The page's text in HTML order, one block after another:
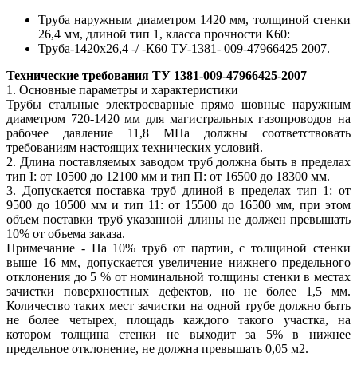
Труба наружным диаметром 1420 мм, толщиной стенки
26,4 мм, длиной тип 1, класса прочности К60:
Труба-1420х26,4 -/ -К60 ТУ-1381- 009-47966425 2007.
Технические требования ТУ 1381-009-47966425-2007
1. Основные параметры и характеристики
Трубы стальные электросварные прямо шовные наружным
диаметром 720-1420 мм для магистральных газопроводов на
рабочее давление 11,8 МПа должны соответствовать
требованиям настоящих технических условий.
2. Длина поставляемых заводом труб должна быть в пределах
тип I: от 10500 до 12100 мм и тип П: от 16500 до 18300 мм.
3. Допускается поставка труб длиной в пределах тип 1: от
9500 до 10500 мм и тип 11: от 15500 до 16500 мм, при этом
объем поставки труб указанной длины не должен превышать
10% от объема заказа.
Примечание - На 10% труб от партии, с толщиной стенки
выше 16 мм, допускается увеличение нижнего предельного
отклонения до 5 % от номинальной толщины стенки в местах
зачистки поверхностных дефектов, но не более 1,5 мм.
Количество таких мест зачистки на одной трубе должно быть
не более четырех, площадь каждого такого участка, на
котором толщина стенки не выходит за 5% в нижнее
предельное отклонение, не должна превышать 0,05 м2.